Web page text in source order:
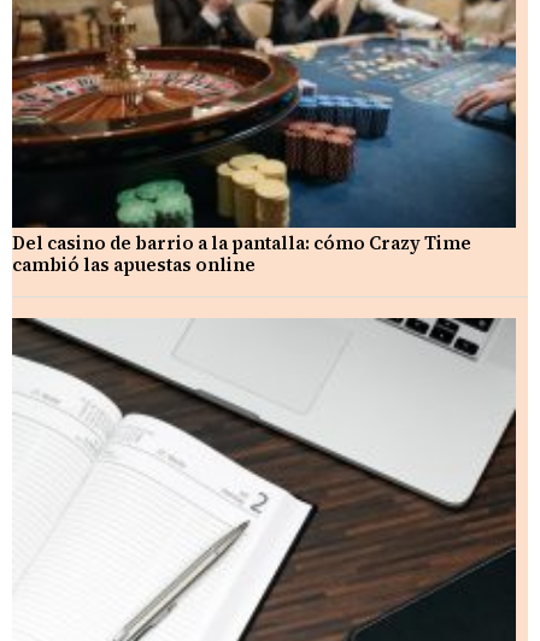
Del casino de barrio a la pantalla: cómo Crazy Time
cambió las apuestas online